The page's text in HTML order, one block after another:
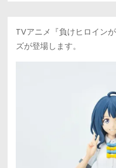
TVアニメ『負けヒロイン
ズが登場します。